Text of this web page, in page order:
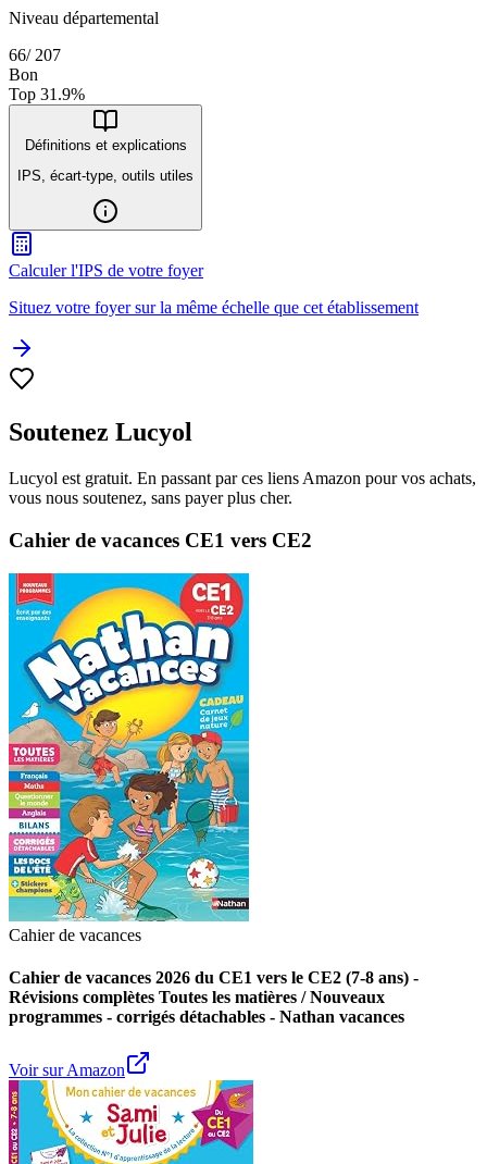
Niveau départemental
66/ 207
Bon
Top 31.9%
Définitions et explications
IPS, écart-type, outils utiles
Calculer l'IPS de votre foyer
Situez votre foyer sur la même échelle que cet établissement
Soutenez Lucyol
Lucyol est gratuit. En passant par ces liens Amazon pour vos achats,
vous nous soutenez, sans payer plus cher.
Cahier de vacances CE1 vers CE2
Cahier de vacances
Cahier de vacances 2026 du CE1 vers le CE2 (7-8 ans) -
Révisions complètes Toutes les matières / Nouveaux
programmes - corrigés détachables - Nathan vacances
Voir sur Amazon